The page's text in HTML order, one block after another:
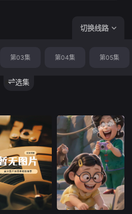
切换线路
选集
第03集 第04集 第05集